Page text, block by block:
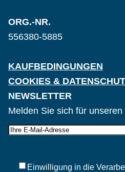
ORG.-NR.
556380-5885
KAUFBEDINGUNGEN
COOKIES &
NEWSLETTER
Melden Sie sich für
E-
Samtycke*
Einwilligung in die